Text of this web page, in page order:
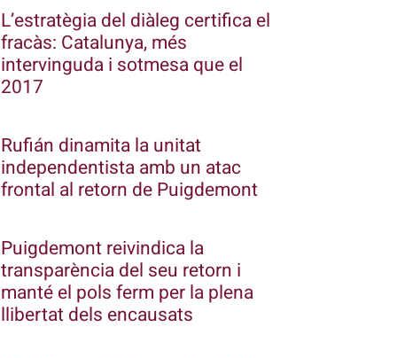
L’estratègia del diàleg certifica el
fracàs: Catalunya, més
intervinguda i sotmesa que el
2017
Rufián dinamita la unitat
independentista amb un atac
frontal al retorn de Puigdemont
Puigdemont reivindica la
transparència del seu retorn i
manté el pols ferm per la plena
llibertat dels encausats